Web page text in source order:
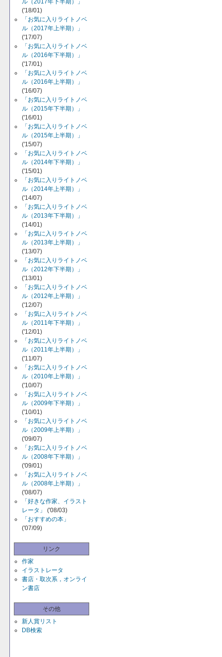
ル（2017年下半期）」
('18/01)
「お気に入りライトノベ
ル（2017年上半期）」
('17/07)
「お気に入りライトノベ
ル（2016年下半期）」
('17/01)
「お気に入りライトノベ
ル（2016年上半期）」
('16/07)
「お気に入りライトノベ
ル（2015年下半期）」
('16/01)
「お気に入りライトノベ
ル（2015年上半期）」
('15/07)
「お気に入りライトノベ
ル（2014年下半期）」
('15/01)
「お気に入りライトノベ
ル（2014年上半期）」
('14/07)
「お気に入りライトノベ
ル（2013年下半期）」
('14/01)
「お気に入りライトノベ
ル（2013年上半期）」
('13/07)
「お気に入りライトノベ
ル（2012年下半期）」
('13/01)
「お気に入りライトノベ
ル（2012年上半期）」
('12/07)
「お気に入りライトノベ
ル（2011年下半期）」
('12/01)
「お気に入りライトノベ
ル（2011年上半期）」
('11/07)
「お気に入りライトノベ
ル（2010年上半期）」
('10/07)
「お気に入りライトノベ
ル（2009年下半期）」
('10/01)
「お気に入りライトノベ
ル（2009年上半期）」
('09/07)
「お気に入りライトノベ
ル（2008年下半期）」
('09/01)
「お気に入りライトノベ
ル（2008年上半期）」
('08/07)
「好きな作家、イラスト
レータ」
('08/03)
「おすすめの本」
('07/09)
リンク
作家
イラストレータ
書店・取次系，オンライ
ン書店
その他
新人賞リスト
DB検索